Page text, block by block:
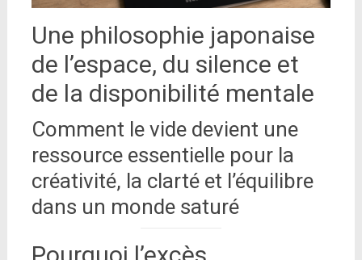
Une philosophie japonaise
de l’espace, du silence et
de la disponibilité mentale
Comment le vide devient une
ressource essentielle pour la
créativité, la clarté et l’équilibre
dans un monde saturé